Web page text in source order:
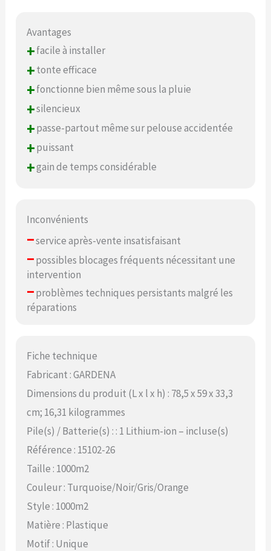
Avantages
+facile à installer
+tonte efficace
+fonctionne bien même sous la pluie
+silencieux
+passe-partout même sur pelouse accidentée
+puissant
+gain de temps considérable
Inconvénients
–service après-vente insatisfaisant
–possibles blocages fréquents nécessitant une
intervention
–problèmes techniques persistants malgré les
réparations
Fiche technique
Fabricant : GARDENA
Dimensions du produit (L x l x h) : 78,5 x 59 x 33,3
cm; 16,31 kilogrammes
Pile(s) / Batterie(s) : : 1 Lithium-ion – incluse(s)
Référence : 15102-26
Taille : 1000m2
Couleur : Turquoise/Noir/Gris/Orange
Style : 1000m2
Matière : Plastique
Motif : Unique